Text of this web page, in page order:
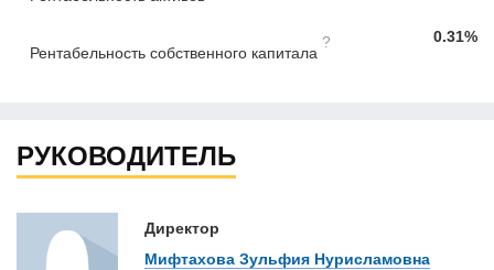
Рентабельность собственного капитала
? 0.31%
РУКОВОДИТЕЛЬ
Директор
Мифтахова Зульфия Нурисламовна